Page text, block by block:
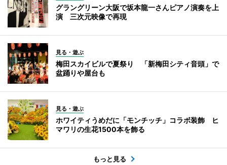
グラングリーン大阪で坂本龍一さんピアノ演奏を上
演 三次元映像で再現
見る・遊ぶ
梅田スカイビルで夏祭り 「新梅田シティ音頭」で
盆踊りや屋台も
見る・遊ぶ
ホワイティうめだに「モンチッチ」コラボ装飾 ヒ
マワリの生花1500本を飾る
もっと見る